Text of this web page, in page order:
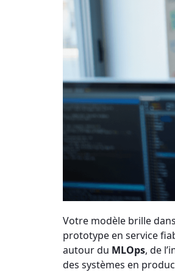
Votre modèle brille
prototype en service
autour du MLOps, de
des systèmes en